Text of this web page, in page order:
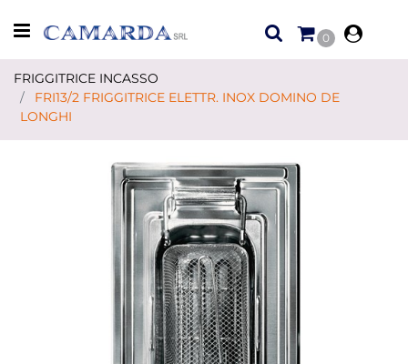
Open menu
0
FRIGGITRICE INCASSO
FRI13/2 FRIGGITRICE ELETTR. INOX DOMINO DE
LONGHI